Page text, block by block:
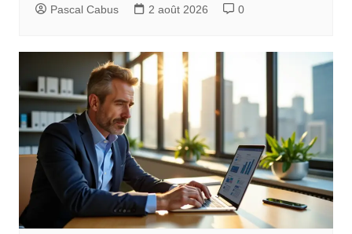
t
c
l
e
Pascal Cabus 2 août 2026 0